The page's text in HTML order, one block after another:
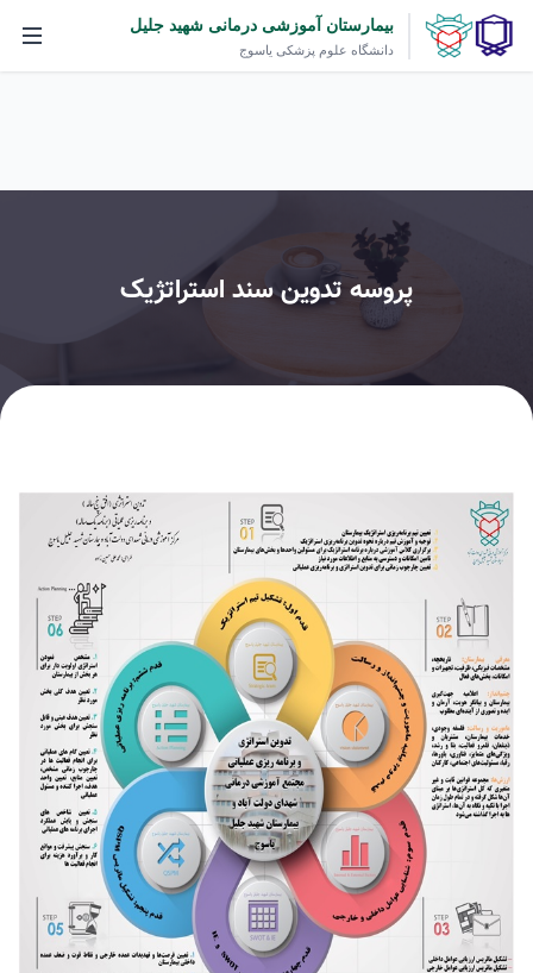
بیمارستان آموزشی درمانی شهید جلیل
دانشگاه علوم پزشکی یاسوج
پروسه تدوین سند استراتژیک